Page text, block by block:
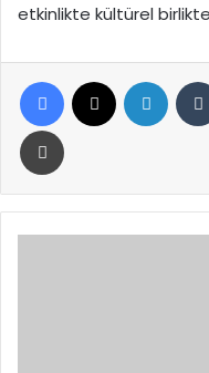
etkinlikte kültürel
Facebook
Yazdır